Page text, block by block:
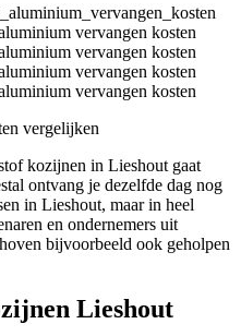
kozijnen in Lieshout gaat
ontvang je dezelfde dag nog
in Lieshout, maar in heel
en ondernemers uit
bijvoorbeeld ook geholpen
Lieshout